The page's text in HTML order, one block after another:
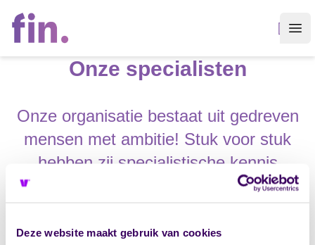
Deze website maakt gebruik van cookies
Vandaag
Onze specialisten
Onze organisatie bestaat uit gedreven
mensen met ambitie! Stuk voor stuk
hebben zij specialistische kennis
binnen hun eigen expertisegebied. Hun
organisatie. We investeren in elkaar